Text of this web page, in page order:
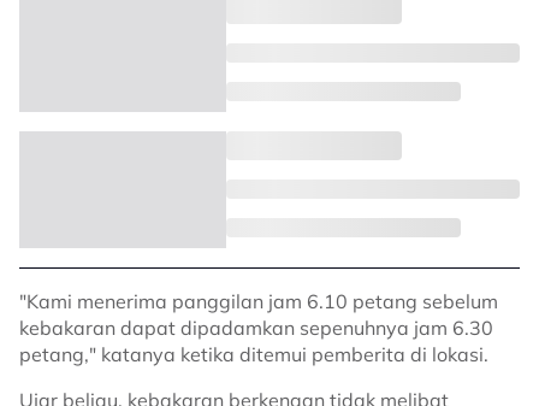
"Kami menerima panggilan jam 6.10 petang sebelum
kebakaran dapat dipadamkan sepenuhnya jam 6.30
petang," katanya ketika ditemui pemberita di lokasi.
Ujar beliau, kebakaran berkenaan tidak melibat